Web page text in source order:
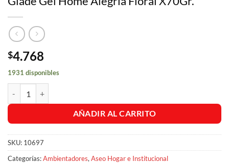
$4.768
1931 disponibles
AÑADIR AL CARRITO
SKU: 10697
Categorías:Ambientadores, Aseo Hogar e Institucional